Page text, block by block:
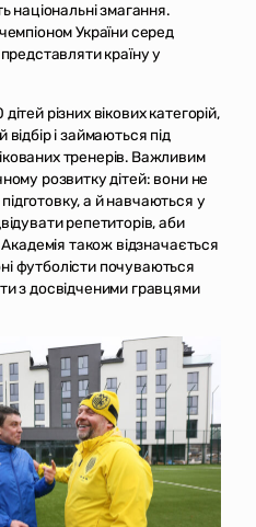
національні змагання.
України серед
країну у
різних вікових категорій,
і займаються під
тренерів. Важливим
розвитку дітей: вони не
а й навчаються у
репетиторів, аби
Академія також відзначається
футболісти почуваються
з досвідченими гравцями